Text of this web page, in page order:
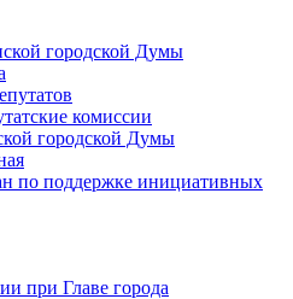
городской Думы
комиссии
городской Думы
по поддержке инициативных
при Главе города